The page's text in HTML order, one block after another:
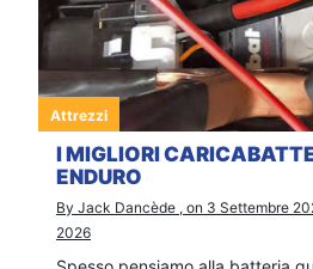
Attrezzi
I MIGLIORI
ENDURO
By Jack Dancède , on 3 Settembre
2026